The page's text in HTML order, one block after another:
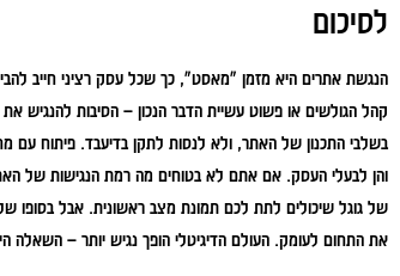
לסיכום
קהל הגולשים או פשוט עשיית הדבר הנכון – הסיבות להנגיש
בשלבי התכנון של האתר, ולא לנסות לתקן בדיעבד. פיתוח עם
של גוגל שיכולים לתת לכם תמונת מצב ראשונית. אבל בסופו
את התחום לעומק. העולם הדיגיטלי הופך נגיש יותר –